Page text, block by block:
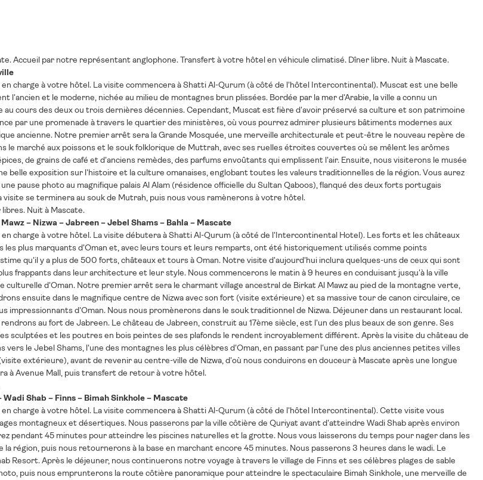
Accueil par notre représentant anglophone. Transfert à votre hôtel en véhicule climatisé. Dîner libre. Nuit à Mascate.
charge à votre hôtel. La visite commencera à Shatti Al-Qurum (à côté de l'hôtel Intercontinental). Muscat est une belle
l'ancien et le moderne, nichée au milieu de montagnes brun plissées. Bordée par la mer d'Arabie, la ville a connu un
au cours des deux ou trois dernières décennies. Cependant, Muscat est fière d'avoir préservé sa culture et son patrimoine
par une promenade à travers le quartier des ministères, où vous pourrez admirer plusieurs bâtiments modernes aux
ancienne. Notre premier arrêt sera la Grande Mosquée, une merveille architecturale et peut-être le nouveau repère de
le marché aux poissons et le souk folklorique de Muttrah, avec ses ruelles étroites couvertes où se mêlent les arômes
de grains de café et d'anciens remèdes, des parfums envoûtants qui emplissent l'air. Ensuite, nous visiterons le musée
belle exposition sur l'histoire et la culture omanaises, englobant toutes les valeurs traditionnelles de la région. Vous aurez
pause photo au magnifique palais Al Alam (résidence officielle du Sultan Qaboos), flanqué des deux forts portugais
visite se terminera au souk de Mutrah, puis nous vous ramènerons à votre hôtel.
Nuit à Mascate.
– Nizwa – Jabreen – Jebel Shams – Bahla – Mascate
charge à votre hôtel. La visite débutera à Shatti Al-Qurum (à côté de l'Intercontinental Hotel). Les forts et les châteaux
les plus marquants d'Oman et, avec leurs tours et leurs remparts, ont été historiquement utilisés comme points
qu'il y a plus de 500 forts, châteaux et tours à Oman. Notre visite d'aujourd'hui inclura quelques-uns de ceux qui sont
frappants dans leur architecture et leur style. Nous commencerons le matin à 9 heures en conduisant jusqu'à la ville
culturelle d'Oman. Notre premier arrêt sera le charmant village ancestral de Birkat Al Mawz au pied de la montagne verte,
ensuite dans le magnifique centre de Nizwa avec son fort (visite extérieure) et sa massive tour de canon circulaire, ce
impressionnants d'Oman. Nous nous promènerons dans le souk traditionnel de Nizwa. Déjeuner dans un restaurant local.
au fort de Jabreen. Le château de Jabreen, construit au 17ème siècle, est l'un des plus beaux de son genre. Ses
sculptées et les poutres en bois peintes de ses plafonds le rendent incroyablement différent. Après la visite du château de
vers le Jebel Shams, l'une des montagnes les plus célèbres d'Oman, en passant par l'une des plus anciennes petites villes
extérieure), avant de revenir au centre-ville de Nizwa, d'où nous conduirons en douceur à Mascate après une longue
à Avenue Mall, puis transfert de retour à votre hôtel.
Shab – Finns – Bimah Sinkhole – Mascate
charge à votre hôtel. La visite commencera à Shatti Al-Qurum (à côté de l'hôtel Intercontinental). Cette visite vous
montagneux et désertiques. Nous passerons par la ville côtière de Quriyat avant d'atteindre Wadi Shab après environ
pendant 45 minutes pour atteindre les piscines naturelles et la grotte. Nous vous laisserons du temps pour nager dans les
la région, puis nous retournerons à la base en marchant encore 45 minutes. Nous passerons 3 heures dans le wadi. Le
Resort. Après le déjeuner, nous continuerons notre voyage à travers le village de Finns et ses célèbres plages de sable
puis nous emprunterons la route côtière panoramique pour atteindre le spectaculaire Bimah Sinkhole, une merveille de